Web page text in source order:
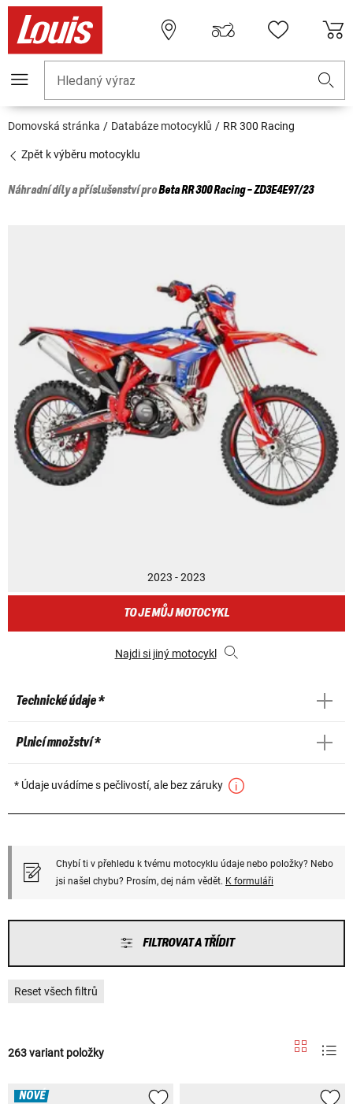
Hledaný výraz
Domovská stránka Databáze motocyklů RR 300 Racing
Zpět k výběru motocyklu
Náhradní díly a příslušenství proBetaRR 300 Racing - ZD3E4E97/23
2023 - 2023
TO JE MŮJ MOTOCYKL
Najdi si jiný motocykl
Technické údaje *
Plnicí množství *
* Údaje uvádíme s pečlivostí, ale bez záruky
Chybí ti v přehledu k tvému motocyklu údaje nebo položky? Nebo
jsi našel chybu? Prosím, dej nám vědět. K formuláři
FILTROVAT A TŘÍDIT
Reset všech filtrů
263 variant položky
NOVÉ